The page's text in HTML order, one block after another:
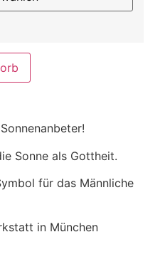
Sonne als Gottheit.
für das Männliche
in München